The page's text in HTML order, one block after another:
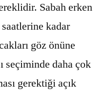
Sabah erken
kadar
göz önüne
seçiminde daha çok
gerektiği açık